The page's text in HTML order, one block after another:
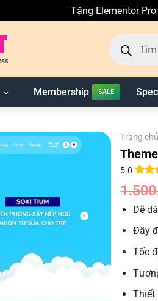
Tặng Elementor
Tìm
kiếm
sản
phẩm
Membership
Trang chủ
5.0
5.0
dựa
12
đánh
Dễ
Đầy
Tốc
Thiết